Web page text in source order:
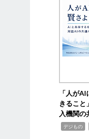
「人が
きるこ
入機関の
デジもの